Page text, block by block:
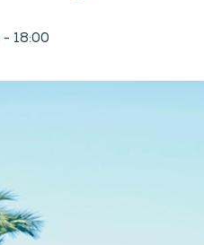
- 18:00